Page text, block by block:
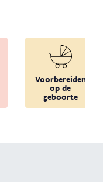
Voorbereiden
op de
geboorte